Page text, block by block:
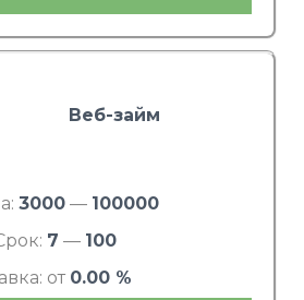
Веб-займ
3000— 100000
7 — 100
от 0.00 %